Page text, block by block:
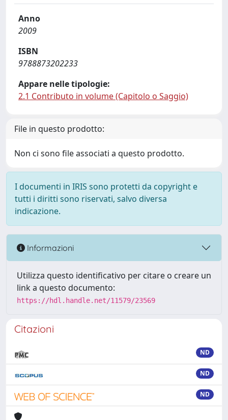
Anno
2009
ISBN
9788873202233
Appare nelle tipologie:
2.1 Contributo in volume (Capitolo o Saggio)
File in questo prodotto:
Non ci sono file associati a questo prodotto.
I documenti in IRIS sono protetti da copyright e
tutti i diritti sono riservati, salvo diversa
indicazione.
Informazioni
Utilizza questo identificativo per citare o creare un
link a questo documento:
https://hdl.handle.net/11579/23569
Citazioni
ND
ND
ND